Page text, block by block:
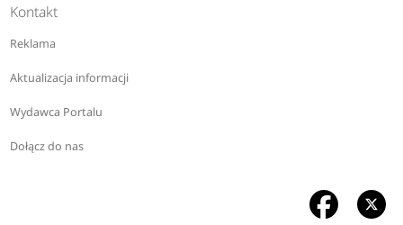
Kontakt
Reklama
Aktualizacja informacji
Wydawca Portalu
Dołącz do nas